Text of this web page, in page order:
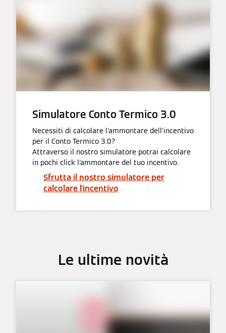
Simulatore Conto Termico 3.0
Necessiti di calcolare l'ammontare dell'incentivo
per il Conto Termico 3.0?
Attraverso il nostro simulatore potrai calcolare
in pochi click l'ammontare del tuo incentivo.
Sfrutta il nostro simulatore per
calcolare l'incentivo
Le ultime novità